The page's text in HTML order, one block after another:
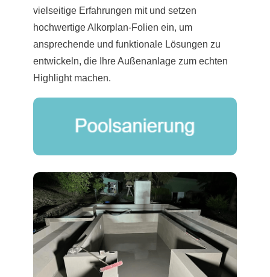
vielseitige Erfahrungen mit und setzen
hochwertige Alkorplan-Folien ein, um
ansprechende und funktionale Lösungen zu
entwickeln, die Ihre Außenanlage zum echten
Highlight machen.